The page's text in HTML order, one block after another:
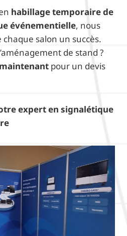
habillage temporaire de
événementielle, nous
salon un succès.
de stand ?
pour un devis
expert en signalétique